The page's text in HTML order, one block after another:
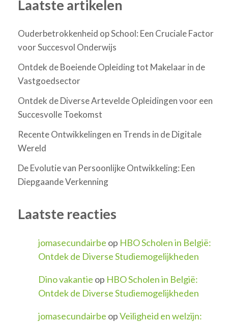
Laatste artikelen
Ouderbetrokkenheid op School: Een Cruciale Factor
voor Succesvol Onderwijs
Ontdek de Boeiende Opleiding tot Makelaar in de
Vastgoedsector
Ontdek de Diverse Artevelde Opleidingen voor een
Succesvolle Toekomst
Recente Ontwikkelingen en Trends in de Digitale
Wereld
De Evolutie van Persoonlijke Ontwikkeling: Een
Diepgaande Verkenning
Laatste reacties
jomasecundairbe op HBO Scholen in België:
Ontdek de Diverse Studiemogelijkheden
Dino vakantie op HBO Scholen in België:
Ontdek de Diverse Studiemogelijkheden
jomasecundairbe opVeiligheid en welzijn: